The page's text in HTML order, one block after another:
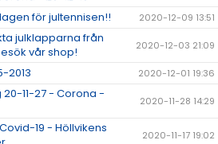
för jultennisen!! 2020-12-09 13:51
julklapparna från
vår shop!
2020-12-03 21:09
2013 2020-12-01 19:36
11-27 - Corona -
2020-11-28 14:29
19 - Höllvikens
2020-11-17 19:02